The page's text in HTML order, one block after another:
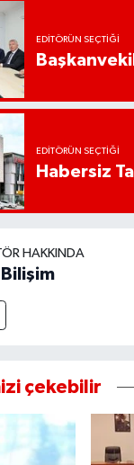
EDITÖRÜN SEÇTIĞI
EDITÖRÜN SEÇTIĞI
Habersiz
HAKKINDA
Bilişim
çekebilir